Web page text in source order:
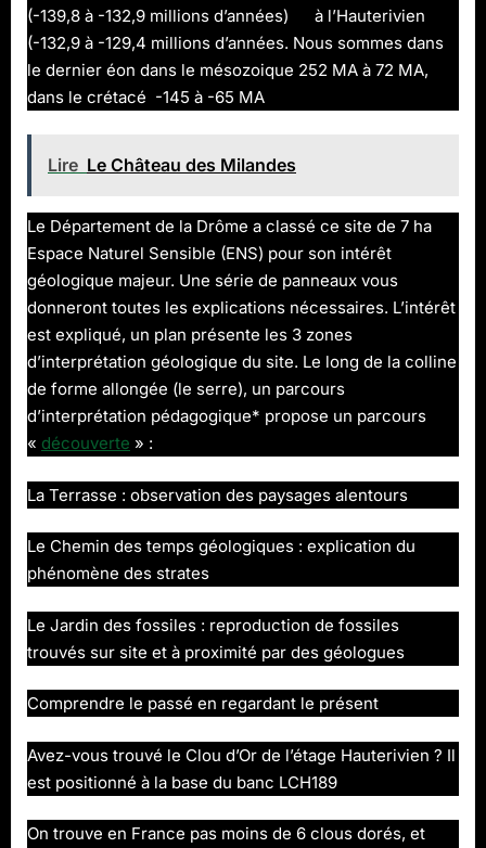
(-139,8 à -132,9 millions d’années) à l’Hauterivien
(-132,9 à -129,4 millions d’années. Nous sommes dans
le dernier éon dans le mésozoique 252 MA à 72 MA,
dans le crétacé -145 à -65 MA
Lire Le Château des Milandes
Le Département de la Drôme a classé ce site de 7 ha
Espace Naturel Sensible (ENS) pour son intérêt
géologique majeur. Une série de panneaux vous
donneront toutes les explications nécessaires. L’intérêt
est expliqué, un plan présente les 3 zones
d’interprétation géologique du site. Le long de la colline
de forme allongée (le serre), un parcours
d’interprétation pédagogique* propose un parcours
« découverte » :
La Terrasse : observation des paysages alentours
Le Chemin des temps géologiques : explication du
phénomène des strates
Le Jardin des fossiles : reproduction de fossiles
trouvés sur site et à proximité par des géologues
Comprendre le passé en regardant le présent
Avez-vous trouvé le Clou d’Or de l’étage Hauterivien ? Il
est positionné à la base du banc LCH189
On trouve en France pas moins de 6 clous dorés, et